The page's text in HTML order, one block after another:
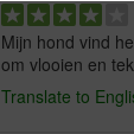
Mijn hond vind
om vlooien en
Translate to